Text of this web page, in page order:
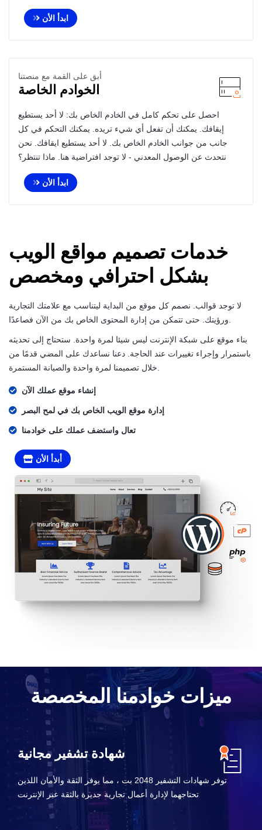
ابدأ الأن
أبق على القمة مع منصتنا
الخوادم الخاصة
احصل على تحكم كامل في الخادم الخاص بك: لا أحد يستطيع
إيقافك. يمكنك أن تفعل أي شيء تريده. يمكنك التحكم في كل
جانب من جوانب الخادم الخاص بك. لا أحد يستطيع ايقافك. نحن
نتحدث عن الوصول المعدني - لا توجد افتراضية هنا. ماذا تنتظر؟
ابدأ الأن
خدمات تصميم مواقع الويب
بشكل احترافي ومخصص
لا توجد قوالب. نصمم كل موقع من البداية ليتناسب مع علامتك التجارية
بناء موقع على شبكة الإنترنت ليس شيئا لمرة واحدة. ستحتاج إلى تحديثه
باستمرار وإجراء تغييرات عند الحاجة. دعنا نساعدك على المضي قدمًا من
إنشاء موقع عملك الآن
إدارة موقع الويب الخاص بك في لمح البصر
تعال واستضف عملك على خوادمنا
أبدأ الأن
ميزات خوادمنا المخصصة
شهادة تشفير مجانية
توفر شهادات التشفير 2048 بت ، مما يوفر الثقة والأمان اللذين
تحتاجهما لإدارة أعمال تجارية جديرة بالثقة عبر الإنترنت